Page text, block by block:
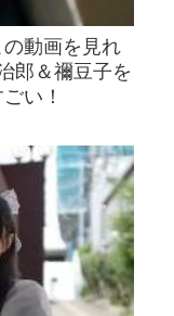
動画を見れ
郎＆禰󠄀豆子を
い！